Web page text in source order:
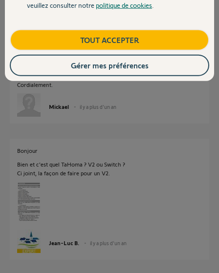
ContactJean-Luc B. il y a plus d'un an
Bonjour,
Voici la référence.
IZYMO ON-OFF RECEIVER io
1822649C
Cordialement.
Mickael il y a plus d'un an
Bonjour
Bien et c'est quel TaHoma ? V2 ou Switch ?
Ci joint, la façon de faire pour un V2.
Jean-Luc B. il y a plus d'un an
veuillez consulter notre politique de cookies
TOUT ACCEPTER
Gérer mes préférences